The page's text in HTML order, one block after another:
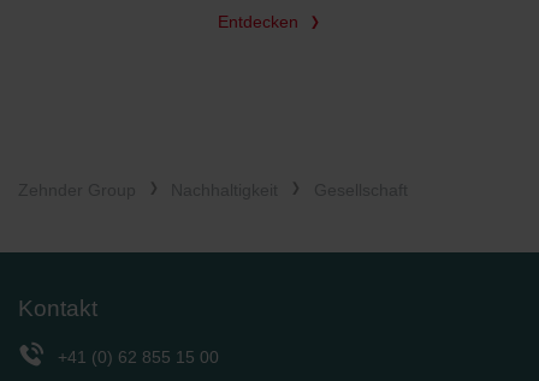
Entdecken
Kontakt
+41 (0) 62 855 15 00